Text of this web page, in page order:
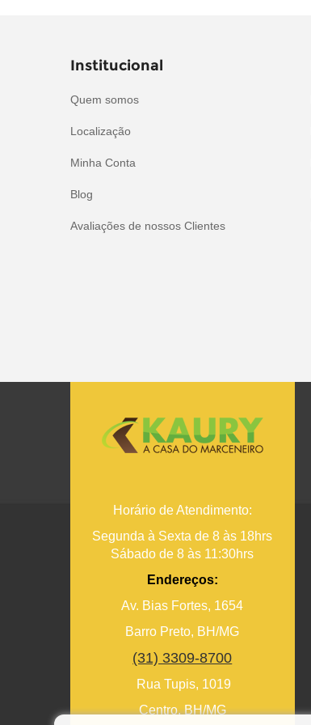
Institucional
Quem somos
Localização
Minha Conta
Blog
Avaliações de nossos Clientes
Horário de Atendimento:
Segunda à Sexta de 8 às 18hrs
Sábado de 8 às 11:30hrs
Endereços:
Av. Bias Fortes, 1654
Barro Preto, BH/MG
(31) 3309-8700
Rua Tupis, 1019
Centro, BH/MG